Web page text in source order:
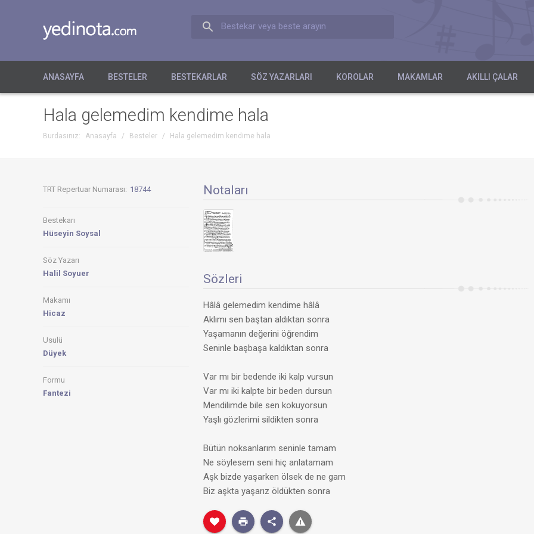
Bestekar veya beste arayın
ANASAYFA BESTELER BESTEKARLAR SÖZ YAZARLARI KOROLAR MAKAMLAR AKILLI ÇALAR
Hala gelemedim kendime hala
Burdasınız: Anasayfa / Besteler / Hala gelemedim kendime hala
TRT Repertuar Numarası: 18744
Bestekarı
Hüseyin Soysal
Söz Yazarı
Halil Soyuer
Makamı
Hicaz
Usulü
Düyek
Formu
Fantezi
Notaları
Sözleri
Hâlâ gelemedim kendime hâlâ
Aklımı sen baştan aldıktan sonra
Yaşamanın değerini öğrendim
Seninle başbaşa kaldıktan sonra
Var mı bir bedende iki kalp vursun
Var mı iki kalpte bir beden dursun
Mendilimde bile sen kokuyorsun
Yaşlı gözlerimi sildikten sonra
Bütün noksanlarım seninle tamam
Ne söylesem seni hiç anlatamam
Aşk bizde yaşarken ölsek de ne gam
Biz aşkta yaşarız öldükten sonra